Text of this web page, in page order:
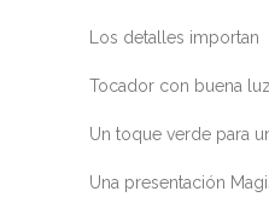
Los detalles importan
Tocador con buena
Un toque verde para
Una presentación